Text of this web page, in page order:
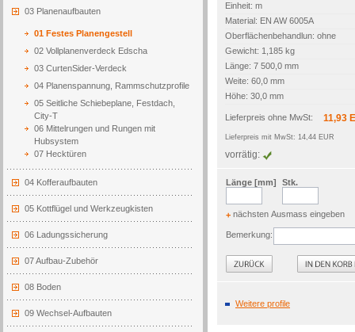
03 Planenaufbauten
01 Festes Planengestell
02 Vollplanenverdeck Edscha
03 CurtenSider-Verdeck
04 Planenspannung, Rammschutzprofile
05 Seitliche Schiebeplane, Festdach,
City-T
06 Mittelrungen und Rungen mit
Hubsystem
07 Hecktüren
04 Kofferaufbauten
05 Kottflügel und Werkzeugkisten
06 Ladungssicherung
07 Aufbau-Zubehör
08 Boden
09 Wechsel-Aufbauten
Einheit: m
Material: EN AW 6005A
Oberflächenbehandlun: ohne
Gewicht: 1,185 kg
Länge: 7 500,0 mm
Weite: 60,0 mm
Höhe: 30,0 mm
Lieferpreis ohne MwSt: 11,93
Lieferpreis mit MwSt: 14,44 EUR
vorrätig:
Länge [mm] Stk.
+ nächsten Ausmass eingeben
Bemerkung:
zurück
Weitere profile